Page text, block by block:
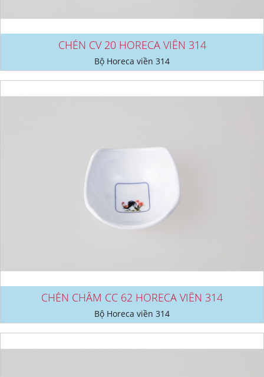
CHÉN CV 20 HORECA VIỀN 314
Bộ Horeca viền 314
CHÉN CHẤM CC 62 HORECA VIỀN 314
Bộ Horeca viền 314